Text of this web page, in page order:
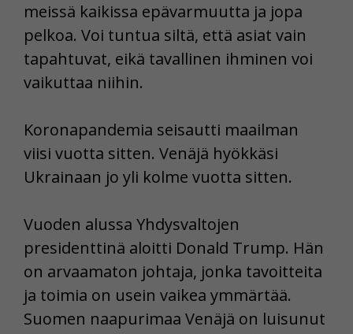
meissä kaikissa epävarmuutta ja jopa
pelkoa. Voi tuntua siltä, että asiat vain
tapahtuvat, eikä tavallinen ihminen voi
vaikuttaa niihin.
Koronapandemia seisautti maailman
viisi vuotta sitten. Venäjä hyökkäsi
Ukrainaan jo yli kolme vuotta sitten.
Vuoden alussa Yhdysvaltojen
presidenttinä aloitti Donald Trump. Hän
on arvaamaton johtaja, jonka tavoitteita
ja toimia on usein vaikea ymmärtää.
Suomen naapurimaa Venäjä on luisunut